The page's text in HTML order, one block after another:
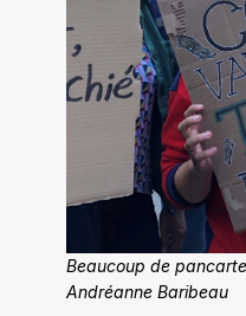
Beaucoup de
Andréanne Baribeau